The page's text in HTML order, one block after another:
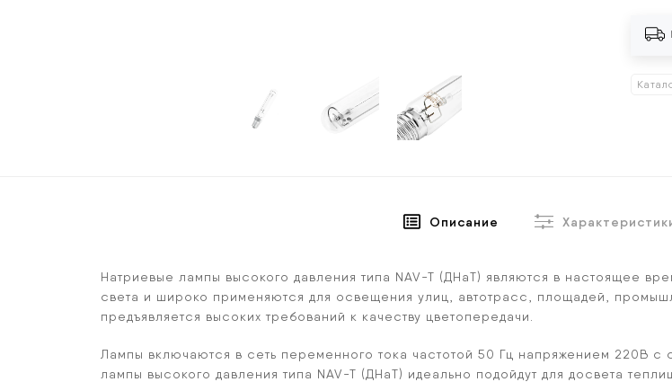
Описание
Натриевые лампы высокого давления типа NAV-T (ДНаТ) являются в настоящее
света и широко применяются для освещения улиц, автотрасс, площадей,
предъявляется высоких требований к качеству цветопередачи.
Лампы включаются в сеть переменного тока частотой 50 Гц напряжением 220В с
лампы высокого давления типа NAV-T (ДНаТ) идеально подойдут для досвета